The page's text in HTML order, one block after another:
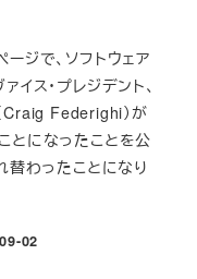
ジで、ソフトウェア
イス・プレジデント、
Craig Federighi）が
とになったことを公
替わったことになり
02